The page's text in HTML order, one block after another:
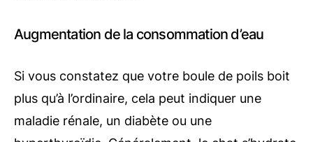
Augmentation de la consommation d’eau
Si vous constatez que votre boule de poils boit
plus qu’à l’ordinaire, cela peut indiquer une
maladie rénale, un diabète ou une